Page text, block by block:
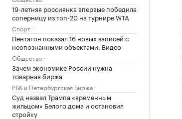
19-летняя россиянка впервые победила
соперницу из топ-20 на турнире WTA
Спорт
Пентагон показал 16 новых записей с
неопознанными объектами. Видео
Общество
Зачем экономике России нужна
товарная биржа
РБК и Петербургская Биржа
Суд назвал Трампа «временным
жильцом» Белого дома и остановил
стройку